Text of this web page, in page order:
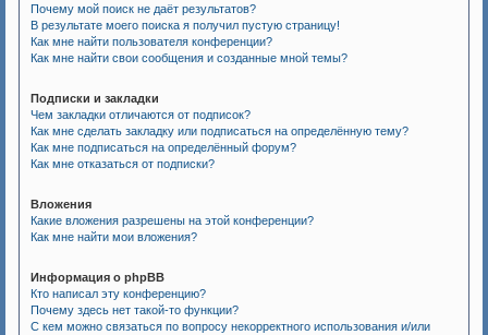
Почему мой поиск не даёт результатов?
В результате моего поиска я получил пустую страницу!
Как мне найти пользователя конференции?
Как мне найти свои сообщения и созданные мной темы?
Подписки и закладки
Чем закладки отличаются от подписок?
Как мне сделать закладку или подписаться на определённую тему?
Как мне подписаться на определённый форум?
Как мне отказаться от подписки?
Вложения
Какие вложения разрешены на этой конференции?
Как мне найти мои вложения?
Информация о phpBB
Кто написал эту конференцию?
Почему здесь нет такой-то функции?
С кем можно связаться по вопросу некорректного использования и/или